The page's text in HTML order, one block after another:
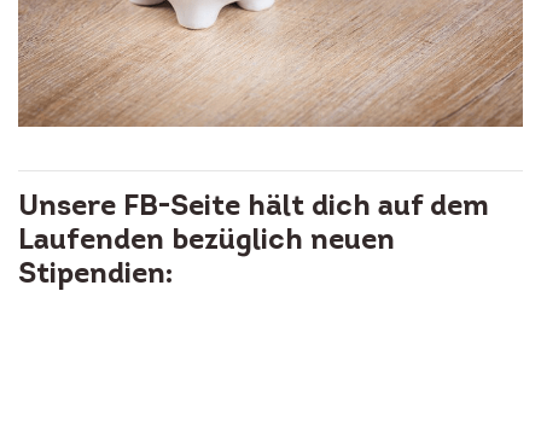
Unsere FB-Seite hält dich auf dem
Laufenden bezüglich neuen
Stipendien: